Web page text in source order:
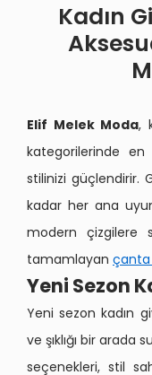
Kadın
Elif Melek Moda,
kategorilerinde
stilinizi güçlendirir.
kadar her ana
modern çizgilere
tamamlayan çanta
Yeni Sezon
Yeni sezon kadın
ve şıklığı bir arada
seçenekleri, stil